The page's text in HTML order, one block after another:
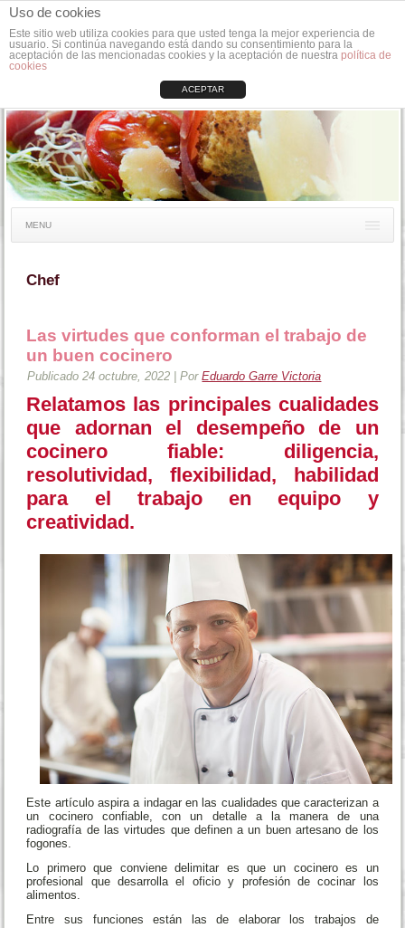
Uso de cookies
Este sitio web utiliza cookies para que usted tenga la mejor experiencia de
usuario. Si continúa navegando está dando su consentimiento para la
aceptación de las mencionadas cookies y la aceptación de nuestra política de
cookies
ACEPTAR
MENU
Chef
Las virtudes que conforman el trabajo de
un buen cocinero
Publicado 24 octubre, 2022 |Por Eduardo Garre Victoria
Relatamos las principales cualidades
que adornan el desempeño de un
cocinero fiable: diligencia,
resolutividad, flexibilidad, habilidad
para el trabajo en equipo y
creatividad.
Este artículo aspira a indagar en las cualidades que caracterizan a
un cocinero confiable, con un detalle a la manera de una
radiografía de las virtudes que definen a un buen artesano de los
fogones.
Lo primero que conviene delimitar es que un cocinero es un
profesional que desarrolla el oficio y profesión de cocinar los
alimentos.
Entre sus funciones están las de elaborar los trabajos de